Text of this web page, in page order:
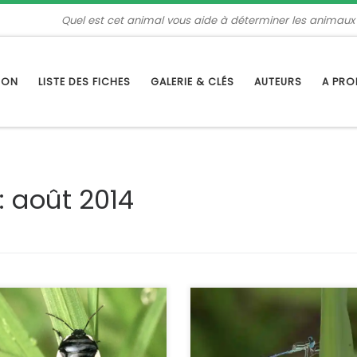
Quel est cet animal vous aide à déterminer les
LISTE DES FICHES GALERIE & CLÉS AUTEURS A
août 2014
l’appellent « Pied
», la punaise-pie. Bien
avec ses motifs noirs et
elle est reconnaissable mais
C’est un agrion bleu, mais plus
que les Coenagrions, et dont les
tibias très aplati et pourvus de
longues soies ressemblent à